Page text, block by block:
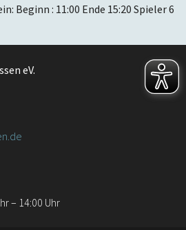
Beginn : 11:00 Ende 15:20 Spieler 6
eV.
– 14:00 Uhr